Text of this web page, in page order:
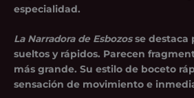
especialidad.
La Narradora de Esbozosse destaca
sueltos y rápidos. Parecen
más grande. Su estilo de boceto
sensación de movimiento e